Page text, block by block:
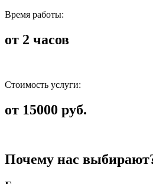
Время работы:
от 2 часов
Стоимость услуги:
от 15000 руб.
Почему нас